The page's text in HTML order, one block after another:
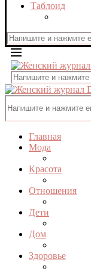
Таблоид
Главная
Мода
Красота
Отношения
Дети
Дом
Здоровье